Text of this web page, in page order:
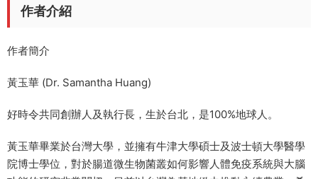
作者介紹
作者簡介
黃玉華 (Dr. Samantha Huang)
好時令共同創辦人及執行長，生於台北，是100%地球人。
黃玉華畢業於台灣大學，並擁有牛津大學碩士及波士頓大學醫學
院博士學位，對於腸道微生物菌叢如何影響人體免疫系統與大腦